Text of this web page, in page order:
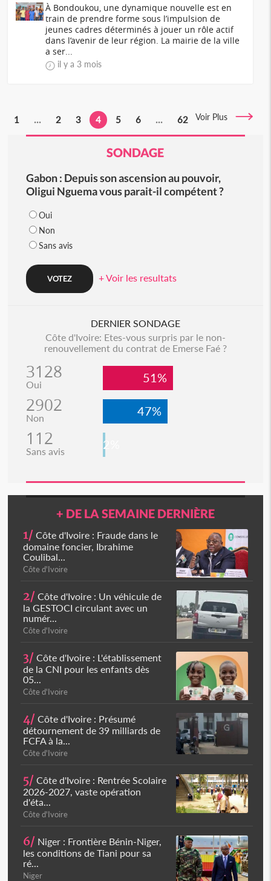
À Bondoukou, une dynamique nouvelle est en
train de prendre forme sous l’impulsion de
jeunes cadres déterminés à jouer un rôle actif
dans l’avenir de leur région. La mairie de la ville
a ser...
il y a 3 mois
1 ... 2 3 4 5 6 ... 62 Voir Plus
SONDAGE
Gabon : Depuis son ascension au pouvoir,
Oligui Nguema vous parait-il compétent ?
Oui
Non
Sans avis
+ Voir les resultats
DERNIER SONDAGE
Côte d'Ivoire: Etes-vous surpris par le non-
renouvellement du contrat de Emerse Faé ?
3128
Oui 51%
2902
Non 47%
112
Sans avis 2%
+ DE LA SEMAINE DERNIÈRE
1/ Côte d'Ivoire : Fraude dans le
domaine foncier, Ibrahime
Coulibal...
Côte d'Ivoire
2/ Côte d'Ivoire : Un véhicule de
la GESTOCI circulant avec un
numér...
Côte d'Ivoire
3/ Côte d'Ivoire : L'établissement
de la CNI pour les enfants dès
05...
Côte d'Ivoire
4/ Côte d'Ivoire : Présumé
détournement de 39 milliards de
FCFA à la...
Côte d'Ivoire
5/ Côte d'Ivoire : Rentrée Scolaire
2026-2027, vaste opération
d'éta...
Côte d'Ivoire
6/ Niger : Frontière Bénin-Niger,
les conditions de Tiani pour sa
ré...
Niger